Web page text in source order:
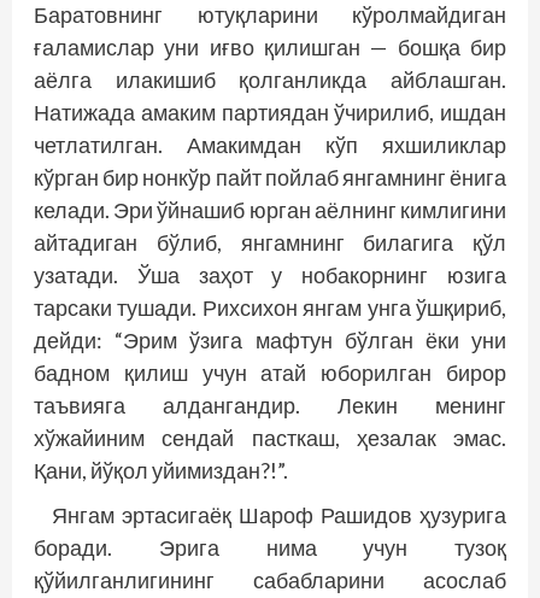
Баратовнинг ютуқларини кўролмайдиган
ғаламислар уни иғво қилишган — бошқа бир
аёлга илакишиб қолганликда айб­лашган.
Натижада амаким партиядан ўчирилиб, ишдан
четлатилган. Амакимдан кўп яхшиликлар
кўрган бир нонкўр пайт пойлаб янгамнинг ёнига
келади. Эри ўйнашиб юрган аёлнинг кимлигини
айтадиган бўлиб, янгамнинг билагига қўл
узатади. Ўша заҳот у нобакорнинг юзига
тарсаки тушади. Рихсихон янгам унга ўшқириб,
дей­ди: “Эрим ўзига мафтун бўлган ёки уни
бадном қилиш учун атай юборилган бирор
таъвияга алдангандир. Лекин менинг
хўжайиним сендай пасткаш, ҳезалак эмас.
Қани, йўқол уйимиздан?!”.
Янгам эртасигаёқ Шароф Рашидов ҳузурига
боради. Эрига нима учун тузоқ
қўйилганлигининг са­бабларини асос­лаб